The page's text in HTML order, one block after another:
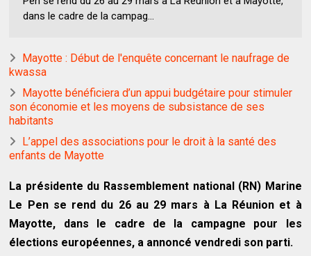
dans le cadre de la campag...
Mayotte : Début de l'enquête concernant le naufrage de
kwassa
Mayotte bénéficiera d’un appui budgétaire pour stimuler
son économie et les moyens de subsistance de ses
habitants
L’appel des associations pour le droit à la santé des
enfants de Mayotte
La présidente du Rassemblement national (RN) Marine
Le Pen se rend du 26 au 29 mars à La Réunion et à
Mayotte, dans le cadre de la campagne pour les
élections européennes, a annoncé vendredi son parti.